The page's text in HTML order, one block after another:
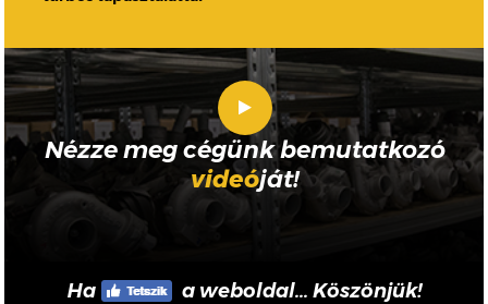
Nézze meg cégünk bemutatkozó
videóját!
Ha a weboldal... Köszönjük!